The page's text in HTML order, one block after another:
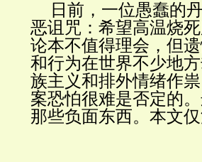
日前，一位愚蠢的
恶诅咒：希望高温烧
论本不值得理会，但
和行为在世界不少地
族主义和排外情绪作
案恐怕很难是否定的
那些负面东西。本文